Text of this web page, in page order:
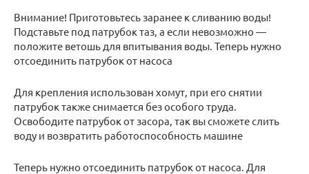
Внимание! Приготовьтесь заранее к сливанию воды!
Подставьте под патрубок таз, а если невозможно —
положите ветошь для впитывания воды. Теперь нужно
отсоединить патрубок от насоса
Для крепления использован хомут, при его снятии
патрубок также снимается без особого труда.
Освободите патрубок от засора, так вы сможете слить
воду и возвратить работоспособность машине
Теперь нужно отсоединить патрубок от насоса. Для